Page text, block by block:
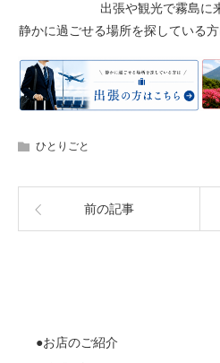
出張や観光で霧島に
静かに過ごせる場所を探している
ひとりごと
前の記事
●お店のご紹介